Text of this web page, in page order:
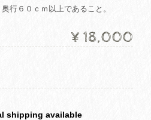
行６０ｃｍ以上であること。
¥18,000
shipping available